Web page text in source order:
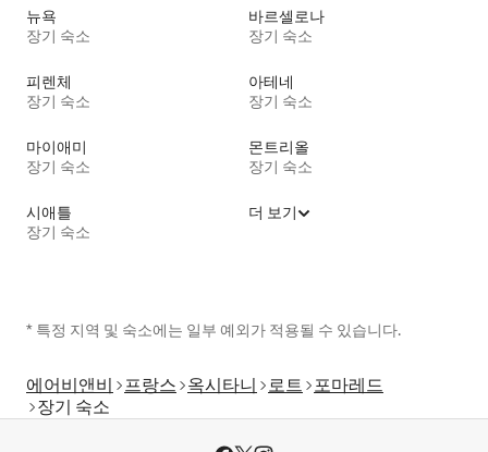
뉴욕
장기 숙소
바르셀로나
장기 숙소
피렌체
장기 숙소
아테네
장기 숙소
마이애미
장기 숙소
몬트리올
장기 숙소
시애틀
장기 숙소
더 보기
* 특정 지역 및 숙소에는 일부 예외가 적용될 수 있습니다.
에어비앤비 프랑스 옥시타니 로트 포마레드
장기 숙소